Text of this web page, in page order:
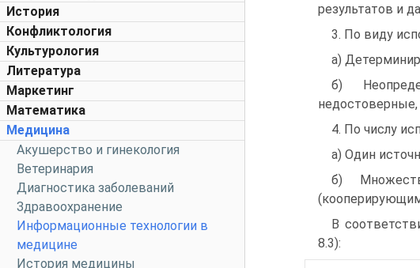
История
Конфликтология
Культурология
Литература
Маркетинг
Математика
Медицина
Акушерство и гинекология
Ветеринария
Диагностика заболеваний
Здравоохранение
Информационные технологии в
медицине
История медицины
результатов и
3. По виду
а)
б)
4. По числу
а) Один
б)
В
8.3):